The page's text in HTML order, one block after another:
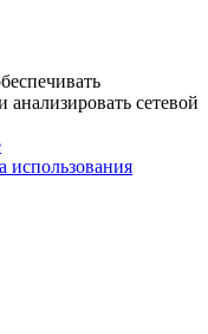
сетевой
использования